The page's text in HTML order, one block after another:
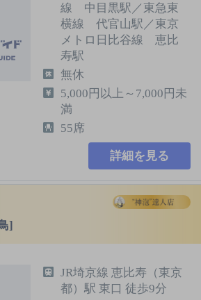
線 中目黒駅／東急東
横線 代官山駅／東京
メトロ日比谷線 恵比
寿駅
無休
5,000円以上～7,000円未
満
55席
詳細を見る
]
JR埼京線 恵比寿（東京
都）駅 東口 徒歩9分